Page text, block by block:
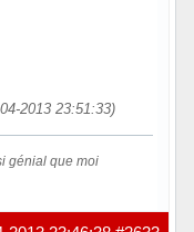
2013 23:51:33)
génial que moi